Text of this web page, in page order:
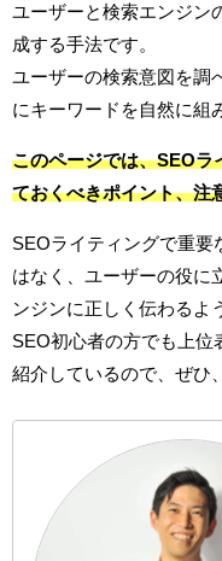
ユーザーと検索エンジン
成する手法です。
ユーザーの検索意図を調
にキーワードを自然に組
このページでは、SEOラ
ておくべきポイント、注
SEOライティングで重要
はなく、ユーザーの役に
ンジンに正しく伝わるよ
SEO初心者の方でも上位
紹介しているので、ぜひ